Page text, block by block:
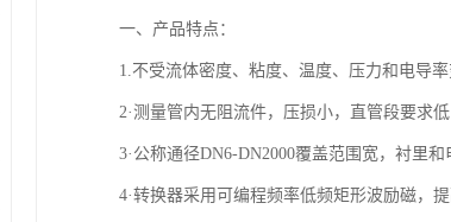
一、产品特点：
1.不受流体密度、粘度、温度、压力和电导
2·测量管内无阻流件，压损小，直管段要求低
3·公称通径DN6-DN2000覆盖范围宽，衬里
4·转换器采用可编程频率低频矩形波励磁，